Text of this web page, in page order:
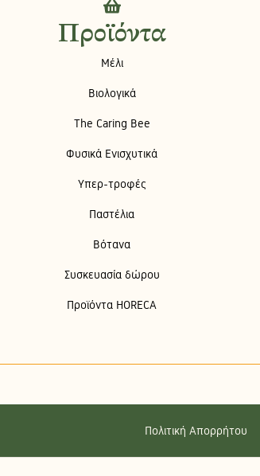
Προϊόντα
Μέλι
Βιολογικά
The Caring Bee
Φυσικά Ενισχυτικά
Υπερ-τροφές
Παστέλια
Βότανα
Συσκευασία δώρου
Προϊόντα HORECA
Πολιτική Απορρήτου